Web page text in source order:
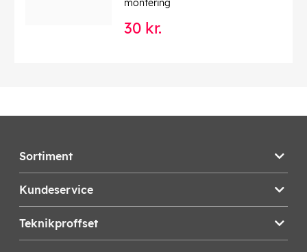
montering
30 kr.
Sortiment
Kundeservice
Teknikproffset